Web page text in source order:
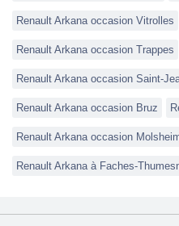
Renault Arkana occasion Vitrolles
Renault Arkana occasion Trappes
Renault Arkana occasion Saint-
Renault Arkana occasion Bruz
Renault Arkana occasion
Renault Arkana à Faches-